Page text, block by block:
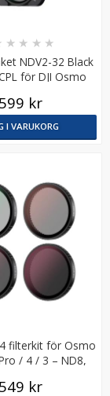
NDV2-32 Black
för DJI Osmo
★ ★ ★ ★
599 kr
I VARUKORG
filterkit för Osmo
/ 4 / 3 – ND8,
549 kr